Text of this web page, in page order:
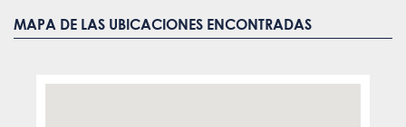
MAPA DE LAS UBICACIONES ENCONTRADAS